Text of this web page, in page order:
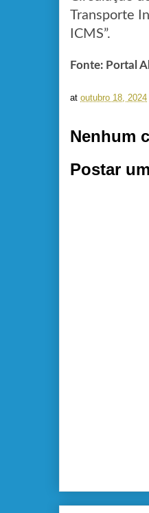
Transporte
ICMS”.
Fonte: Portal
at outubro 18, 2024
Nenhum
Postar